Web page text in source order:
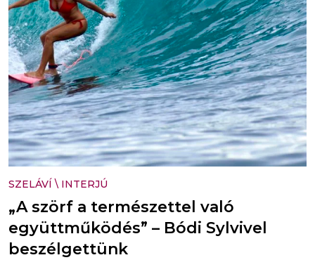
SZELÁVÍ \ INTERJÚ
„A szörf a természettel való
együttműködés” – Bódi Sylvivel
beszélgettünk